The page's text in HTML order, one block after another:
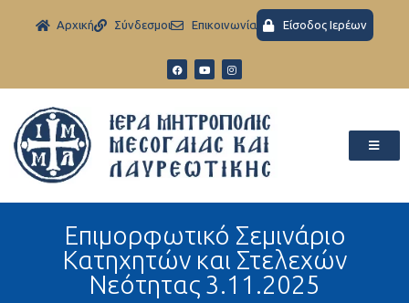
Aρχική Σύνδεσμοι Eπικοινωνία Είσοδος Ιερέων
Επιμορφωτικό Σεμινάριο
Κατηχητών και Στελεχών
Νεότητας 3.11.2025